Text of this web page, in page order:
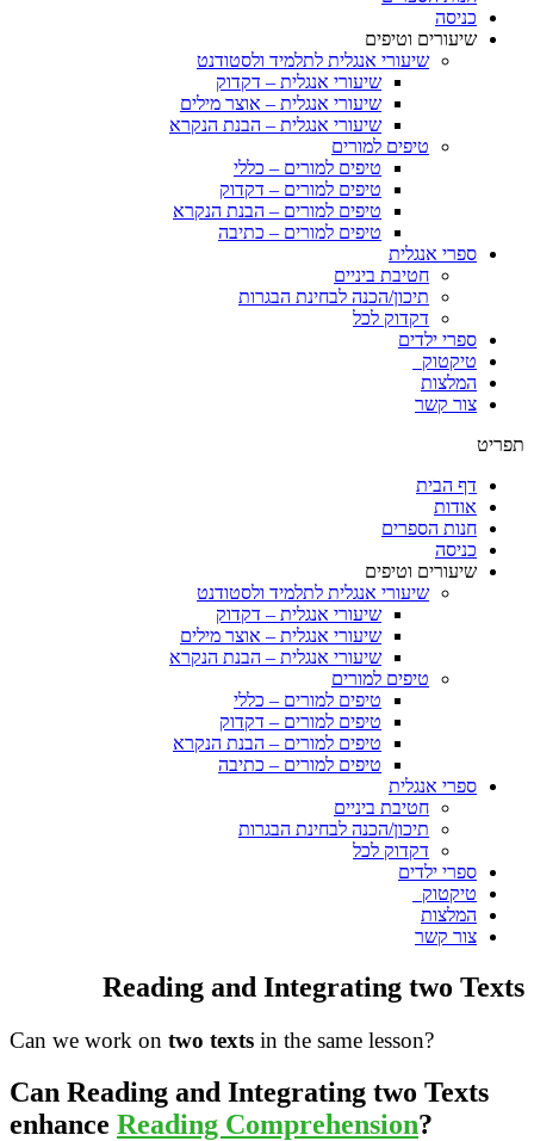
כניסה
שיעורים וטיפים
שיעורי אנגלית לתלמיד ולסטודנט
שיעורי אנגלית – דקדוק
שיעורי אנגלית – אוצר מילים
שיעורי אנגלית – הבנת הנקרא
טיפים למורים
טיפים למורים – כללי
טיפים למורים – דקדוק
טיפים למורים – הבנת הנקרא
טיפים למורים – כתיבה
ספרי אנגלית
חטיבת ביניים
תיכון/הכנה לבחינת הבגרות
דקדוק לכל
ספרי ילדים
טיקטוק
המלצות
צור קשר
תפריט
דף הבית
אודות
חנות הספרים
כניסה
שיעורים וטיפים
שיעורי אנגלית לתלמיד ולסטודנט
שיעורי אנגלית – דקדוק
שיעורי אנגלית – אוצר מילים
שיעורי אנגלית – הבנת הנקרא
טיפים למורים
טיפים למורים – כללי
טיפים למורים – דקדוק
טיפים למורים – הבנת הנקרא
טיפים למורים – כתיבה
ספרי אנגלית
חטיבת ביניים
תיכון/הכנה לבחינת הבגרות
דקדוק לכל
ספרי ילדים
טיקטוק
המלצות
צור קשר
Reading and Integrating two Texts
Can we work on two texts in the same lesson?
Can Reading and Integrating two Texts
enhance Reading Comprehension?